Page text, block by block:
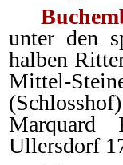
unter den
halben
Mittel-
Marquard
Ullersdorf